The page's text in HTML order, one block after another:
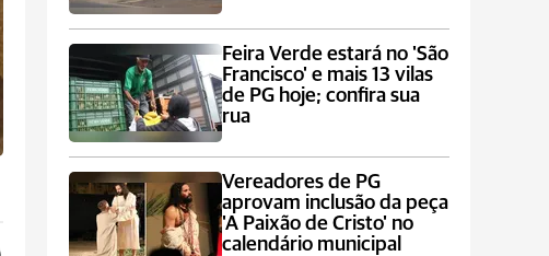
Feira Verde estará no 'São
Francisco' e mais 13 vilas
de PG hoje; confira sua
rua
Vereadores de PG
aprovam inclusão da peça
'A Paixão de Cristo' no
calendário municipal